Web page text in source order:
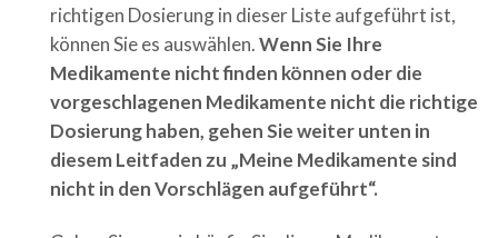
richtigen Dosierung in dieser Liste aufgeführt ist,
können Sie es auswählen.Wenn Sie Ihre
Medikamente nicht finden können oder die
vorgeschlagenen Medikamente nicht die richtige
Dosierung haben, gehen Sie weiter unten in
diesem Leitfaden zu „Meine Medikamente sind
nicht in den Vorschlägen aufgeführt“.